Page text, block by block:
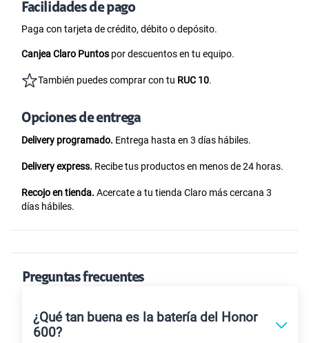
Facilidades de pago
Paga con tarjeta de crédito, débito o depósito.
Canjea Claro Puntos por descuentos en tu equipo.
También puedes comprar con tu RUC 10.
Opciones de entrega
Delivery programado. Entrega hasta en 3 días hábiles.
Delivery express. Recibe tus productos en menos de 24 horas.
Recojo en tienda. Acercate a tu tienda Claro más cercana 3
días hábiles.
Preguntas frecuentes
¿Qué tan buena es la batería del Honor
600?